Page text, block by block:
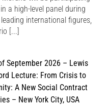
a high-level panel during
international figures,
[...]
September 2026 – Lewis
Lecture: From Crisis to
A New Social Contract
– New York City, USA